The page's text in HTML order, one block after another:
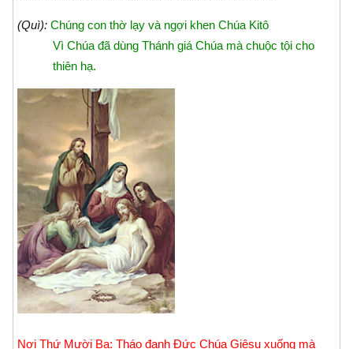
(Quì): Chúng con thờ lạy và ngợi khen Chúa Kitô
Vì Chúa đã dùng Thánh giá Chúa mà chuộc tội cho
thiên hạ.
Nơi Thứ Mười Ba: Tháo đanh Ðức Chúa Giêsu xuống mà